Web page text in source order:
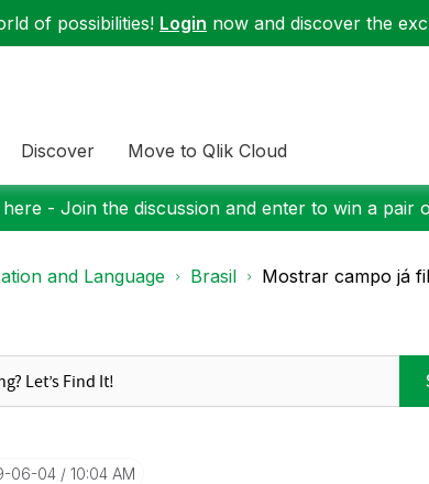
of possibilities! Login now and discover the
Discover Move to Qlik Cloud
- Join the discussion and enter to win a pair
and Language Brasil Mostrar campo já
06-04 10:04 AM